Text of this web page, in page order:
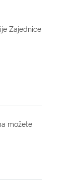
Zajednice
možete